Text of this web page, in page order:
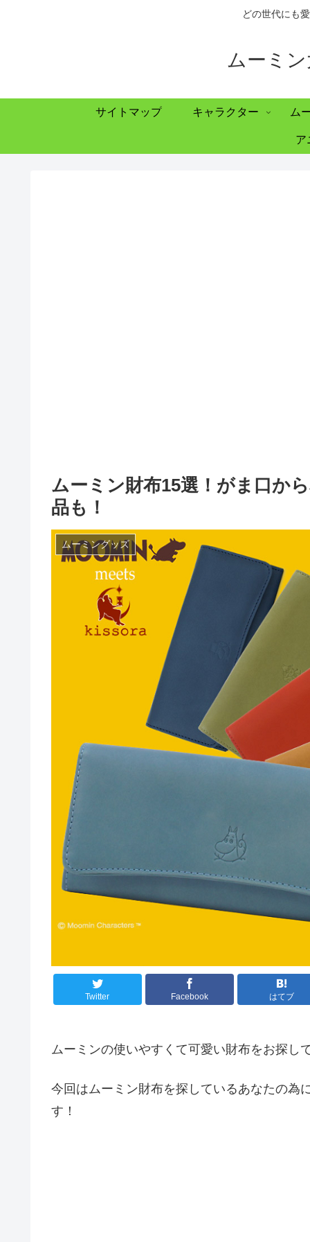
どの世代にも
ムーミ
サイトマップ キャラクター ム
ア
ムーミン財布15選！がま口か
品も！
ムーミングッズ
Twitter Facebook はてブ
ムーミンの使いやすくて可愛い財布をお探し
今回はムーミン財布を探しているあなたの為
す！